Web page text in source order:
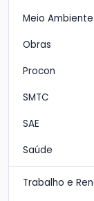
Meio Ambiente
Obras
Procon
SMTC
SAE
Saúde
Trabalho e